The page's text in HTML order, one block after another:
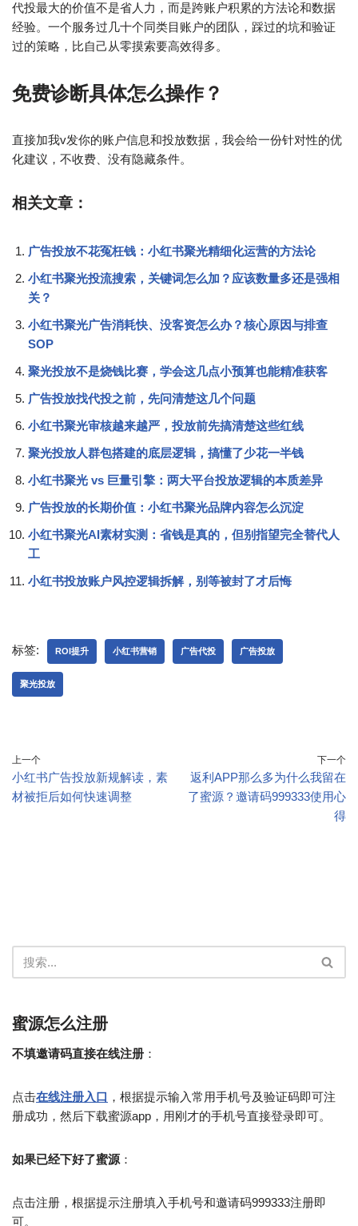
代投最大的价值不是省人力，而是跨账户积累的方法论和数据
经验。一个服务过几十个同类目账户的团队，踩过的坑和验证
过的策略，比自己从零摸索要高效得多。
免费诊断具体怎么操作？
直接加我v发你的账户信息和投放数据，我会给一份针对性的优
化建议，不收费、没有隐藏条件。
相关文章：
广告投放不花冤枉钱：小红书聚光精细化运营的方法论
小红书聚光投流搜索，关键词怎么加？应该数量多还是强相
关？
小红书聚光广告消耗快、没客资怎么办？核心原因与排查
SOP
聚光投放不是烧钱比赛，学会这几点小预算也能精准获客
广告投放找代投之前，先问清楚这几个问题
小红书聚光审核越来越严，投放前先搞清楚这些红线
聚光投放人群包搭建的底层逻辑，搞懂了少花一半钱
小红书聚光 vs 巨量引擎：两大平台投放逻辑的本质差异
广告投放的长期价值：小红书聚光品牌内容怎么沉淀
小红书聚光AI素材实测：省钱是真的，但别指望完全替代人
工
小红书投放账户风控逻辑拆解，别等被封了才后悔
标签: ROI提升 小红书营销 广告代投 广告投放
聚光投放
上一个
小红书广告投放新规解读，素
材被拒后如何快速调整
下一个
返利APP那么多为什么我留在
了蜜源？邀请码999333使用心
得
蜜源怎么注册
不填邀请码直接在线注册 ：
点击在线注册入口 ，根据提示输入常用手机号及验证码即可注
册成功，然后下载蜜源app，用刚才的手机号直接登录即可。
如果已经下好了蜜源 ：
点击注册，根据提示注册填入手机号和邀请码999333注册即
可。